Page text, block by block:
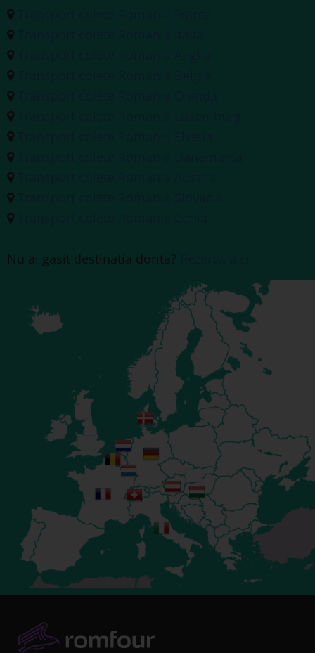
Nu ai gasit destinatia dorita?